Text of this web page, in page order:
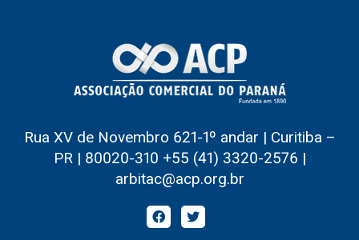
Rua XV de Novembro 621-1º andar | Curitiba –
PR | 80020-310 +55 (41) 3320-2576 |
arbitac@acp.org.br